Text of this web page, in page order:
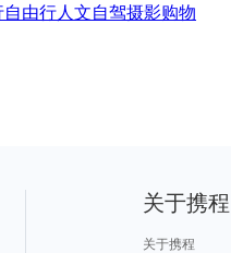
自由行人文自驾摄影购物
关于携程
关于携程